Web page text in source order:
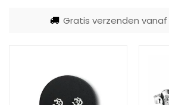
Gratis verzenden